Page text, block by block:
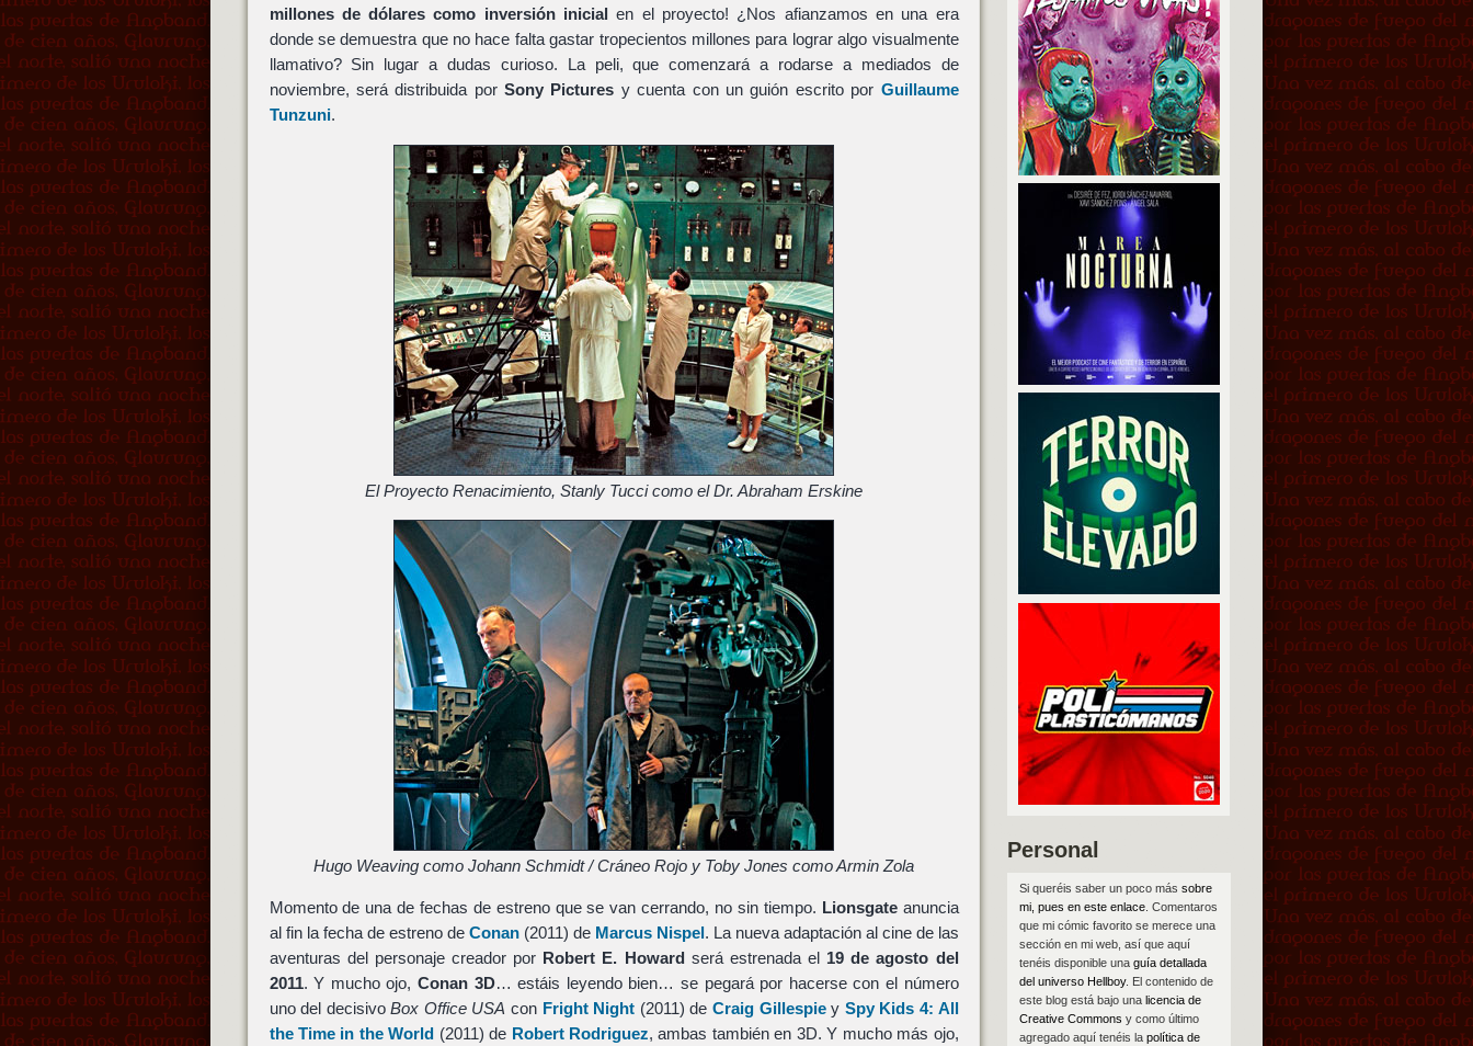
millones de dólares como inversión inicial en el proyecto! ¿Nos afianzamos en una era
donde se demuestra que no hace falta gastar tropecientos millones para lograr algo visualmente
llamativo? Sin lugar a dudas curioso. La peli, que comenzará a rodarse a mediados de
noviembre, será distribuida porSony Pictures y cuenta con un guión escrito por Guillaume
Tunzuni.
El Proyecto Renacimiento, Stanly Tucci como el Dr. Abraham Erskine
Hugo Weaving como Johann Schmidt / Cráneo Rojo y Toby Jones como Armin Zola
Momento de una de fechas de estreno que se van cerrando, no sin tiempo. Lionsgateanuncia
al fin la fecha de estreno de Conan(2011) de Marcus Nispel. La nueva adaptación al cine de las
aventuras del personaje creador por Robert E. Howardserá estrenada el 19 de agosto del
2011. Y mucho ojo, Conan 3D… estáis leyendo bien… se pegará por hacerse con el número
uno del decisivoBox Office USA con Fright Night (2011) deCraig Gillespiey Spy Kids 4: All
the Time in the World (2011) de Robert Rodriguez, ambas también en 3D. Y mucho más ojo,
Personal
Si queréis saber un poco más sobre
mi, pues en este enlace. Comentaros
que mi cómic favorito se merece una
sección en mi web, así que aquí
tenéis disponible una guía detallada
del universo Hellboy. El contenido de
este blog está bajo una licencia de
Creative Commons y como último
agregado aquí tenéis la política de